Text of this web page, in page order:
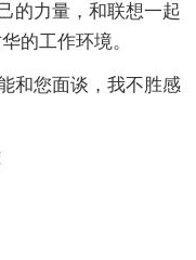
的力量，和联想一起
的工作环境。
和您面谈，我不胜感